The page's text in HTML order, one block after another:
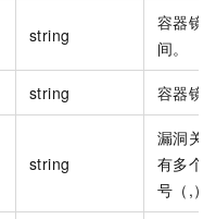
string
容器镜
间。
string 容器镜
string
漏洞关
有多个
号（,）